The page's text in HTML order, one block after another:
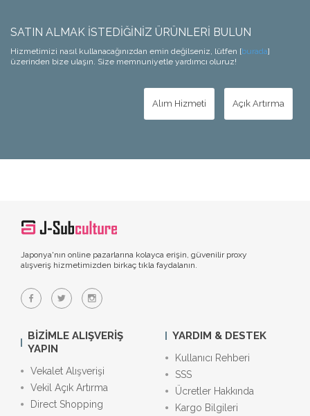
SATIN ALMAK İSTEDIĞINIZ ÜRÜNLERI BULUN
Hizmetimizi nasıl kullanacağınızdan emin değilseniz, lütfen [burada]
üzerinden bize ulaşın. Size memnuniyetle yardımcı oluruz!
Alım Hizmeti Açık Artırma
Japonya'nın online pazarlarına kolayca erişin, güvenilir proxy
alışveriş hizmetimizden birkaç tıkla faydalanın.
BIZIMLE ALIŞVERIŞ
YAPIN
Vekalet Alışverişi
Vekil Açık Artırma
Direct Shopping
YARDIM & DESTEK
Kullanıcı Rehberi
SSS
Ücretler Hakkında
Kargo Bilgileri